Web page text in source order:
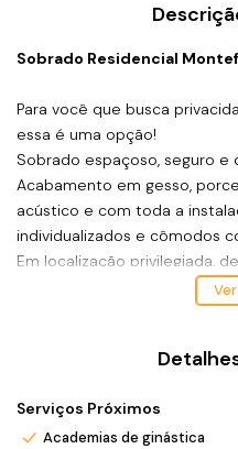
Sobrado Residencial
Para você que busca
essa é uma opção!
Sobrado espaçoso, seguro
Acabamento em gesso,
acústico e com toda a
individualizados e cômodos
Em localização privilegiada,
local, colégio, posto de
*Atendo também em finais
*Ligue ou envie WhatsApp
Instagram @ronei_jaciel
Serviços Próximos
Academias de ginástica